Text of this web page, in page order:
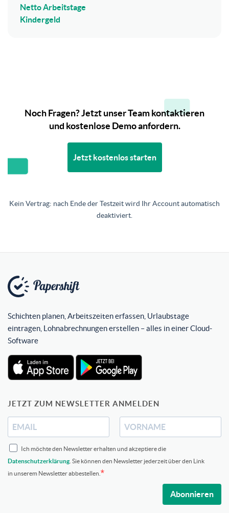
Netto Arbeitstage
Kindergeld
Noch Fragen? Jetzt unser Team kontaktieren
und kostenlose Demo anfordern.
Jetzt kostenlos starten
Kein Vertrag: nach Ende der Testzeit wird Ihr Account automatisch
deaktiviert.
Schichten planen, Arbeitszeiten erfassen, Urlaubstage
eintragen, Lohnabrechnungen erstellen – alles in einer Cloud-
Software
JETZT ZUM NEWSLETTER ANMELDEN
Ich möchte den Newsletter erhalten und akzeptiere die
Datenschutzerklärung . Sie können den Newsletter jederzeit über den Link
in unserem Newsletter abbestellen.
Abonnieren